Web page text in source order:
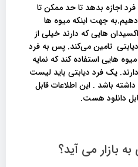
قطعا در صبحانه اگر A1C و FBS فرد اجازه بدهد تا حد ممکن تا
جهت اینکه میوه ها
هایی که دارند خیلی از
تامین می‌کند. پس به فرد
هایی استفاده کند که نمایه
یک فرد دیابتی باید لیست
باشد . این اطلاعات قابل
دانلود هست.
بازار می آید؟